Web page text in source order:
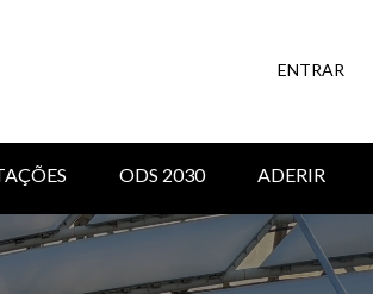
ODS 2030 ADERIR
ENTRAR